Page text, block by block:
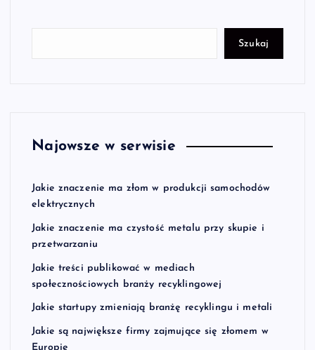
Szukaj
Najowsze w serwisie
Jakie znaczenie ma złom w produkcji samochodów
elektrycznych
Jakie znaczenie ma czystość metalu przy skupie i
przetwarzaniu
Jakie treści publikować w mediach
społecznościowych branży recyklingowej
Jakie startupy zmieniają branżę recyklingu i metali
Jakie są największe firmy zajmujące się złomem w
Europie